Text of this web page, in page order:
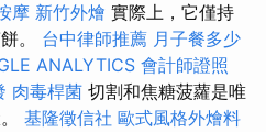
摩 新竹外燴 實際上，它僅持
。 台中律師推薦 月子餐多少
ANALYTICS 會計師證照
肉毒桿菌 切割和焦糖菠蘿是唯
基隆徵信社 歐式風格外燴料